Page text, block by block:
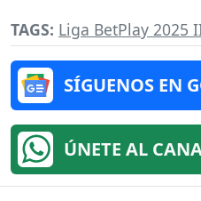
TAGS: Liga BetPlay 2025
SÍGUENOS EN
ÚNETE AL